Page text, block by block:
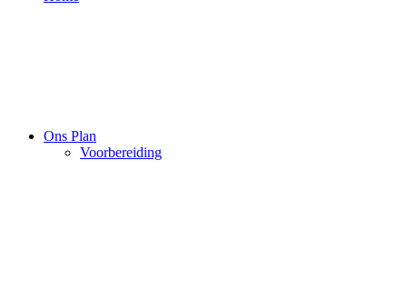
Ons Plan
Voorbereiding